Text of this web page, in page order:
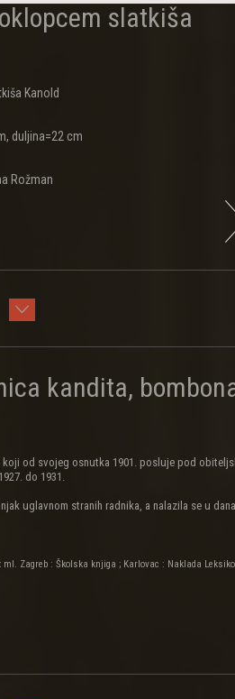
slatkiša
Kanold
duljina=22 cm
Rožman
kandita,
od svojeg osnutka 1901. posluje pod
do 1931.
uglavnom stranih radnika, a nalazila se u
Zagreb : Školska knjiga ; Karlovac : Naklada